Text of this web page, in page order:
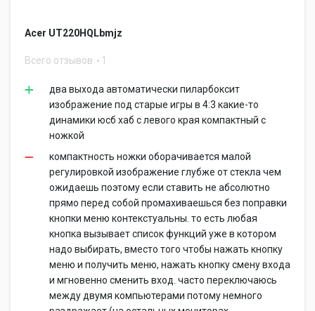
Acer UT220HQLbmjz
Всего отзывов 1
два выхода автоматически пиларбоксит
изображение под старые игры в 4:3 какие-то
динамики юсб хаб с левого края компактный с
ножкой
компактность ножки оборачивается малой
регулировкой изображение глубже от стекла чем
ожидаешь поэтому если ставить не абсолютно
прямо перед собой промахиваешься без поправки
кнопки меню контекстуальны. то есть любая
кнопка вызывает список функций уже в котором
надо выбирать, вместо того чтобы нажать кнопку
меню и получить меню, нажать кнопку смену входа
и мгновенно сменить вход. часто переключаюсь
между двумя компьютерами потому немного